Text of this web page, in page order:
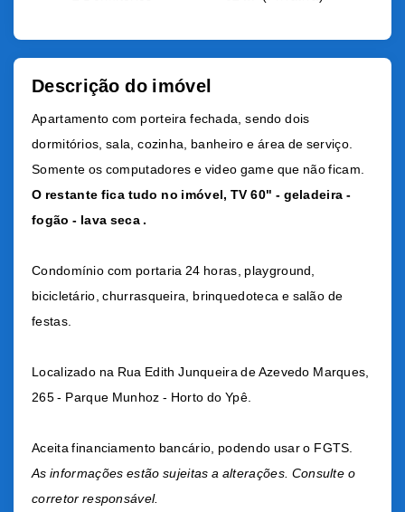
Descrição do imóvel
Apartamento com porteira fechada, sendo dois
dormitórios, sala, cozinha, banheiro e área de serviço.
Somente os computadores e video game que não ficam.
O restante fica tudo no imóvel, TV 60" - geladeira -
fogão - lava seca .
Condomínio com portaria 24 horas, playground,
bicicletário, churrasqueira, brinquedoteca e salão de
festas.
Localizado na Rua Edith Junqueira de Azevedo Marques,
265 - Parque Munhoz - Horto do Ypê.
Aceita financiamento bancário, podendo usar o FGTS.
As informações estão sujeitas a alterações. Consulte o
corretor responsável.